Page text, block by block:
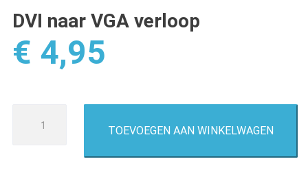
DVI naar VGA verloop
€ 4,95
TOEVOEGEN AAN WINKELWAGEN